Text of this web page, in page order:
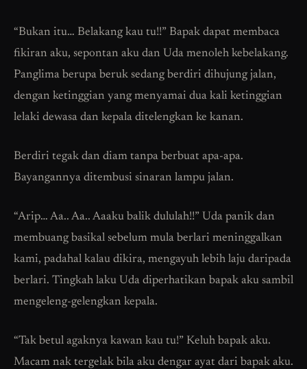
“Bukan itu… Belakang kau tu!!” Bapak dapat membaca
fikiran aku, sepontan aku dan Uda menoleh kebelakang.
Panglima berupa beruk sedang berdiri dihujung jalan,
dengan ketinggian yang menyamai dua kali ketinggian
lelaki dewasa dan kepala ditelengkan ke kanan.
Berdiri tegak dan diam tanpa berbuat apa-apa.
Bayangannya ditembusi sinaran lampu jalan.
“Arip… Aa.. Aa.. Aaaku balik dululah!!” Uda panik dan
membuang basikal sebelum mula berlari meninggalkan
kami, padahal kalau dikira, mengayuh lebih laju daripada
berlari. Tingkah laku Uda diperhatikan bapak aku sambil
mengeleng-gelengkan kepala.
“Tak betul agaknya kawan kau tu!” Keluh bapak aku.
Macam nak tergelak bila aku dengar ayat dari bapak aku.